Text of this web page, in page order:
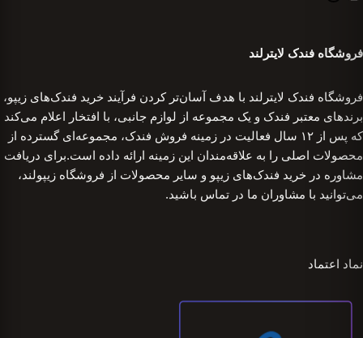
فروشگاه فندک لایترلند
فروشگاه فندک لایترلند با هدف آسان‌تر کردن فرآیند خرید فندک‌های زیپو،
برندهای معتبر فندک و یک مجموعه از لوازم جانبی، با افتخار اعلام می‌کند
که پس از ۱۲ سال فعالیت در زمینه فروش فندک، مجموعه‌ای گسترده از
محصولات اصلی را به علاقه‌مندان این زمینه ارائه داده است.برای دریافت
مشاوره در خرید فندک‌های زیپو و سایر محصولات از فروشگاه زیپولند،
می‌توانید با مشاوران ما در تماس باشید.
نماد اعتماد